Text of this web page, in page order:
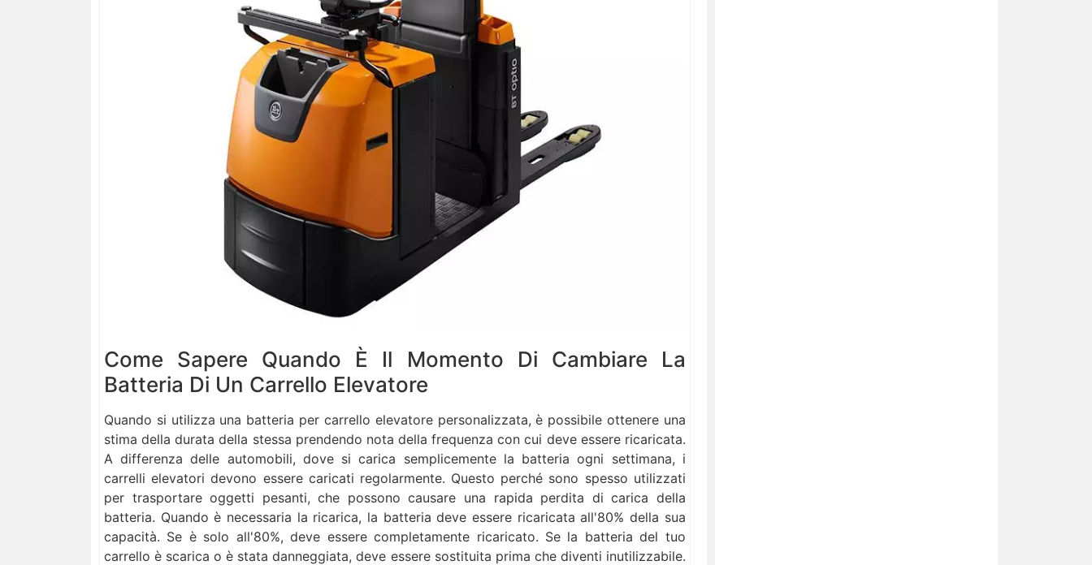
Come Sapere Quando È Il Momento Di Cambiare La
Batteria Di Un Carrello Elevatore
Quando si utilizza una batteria per carrello elevatore personalizzata, è possibile ottenere una
stima della durata della stessa prendendo nota della frequenza con cui deve essere ricaricata.
A differenza delle automobili, dove si carica semplicemente la batteria ogni settimana, i
carrelli elevatori devono essere caricati regolarmente. Questo perché sono spesso utilizzati
per trasportare oggetti pesanti, che possono causare una rapida perdita di carica della
batteria. Quando è necessaria la ricarica, la batteria deve essere ricaricata all'80% della sua
capacità. Se è solo all'80%, deve essere completamente ricaricato. Se la batteria del tuo
carrello è scarica o è stata danneggiata, deve essere sostituita prima che diventi inutilizzabile.